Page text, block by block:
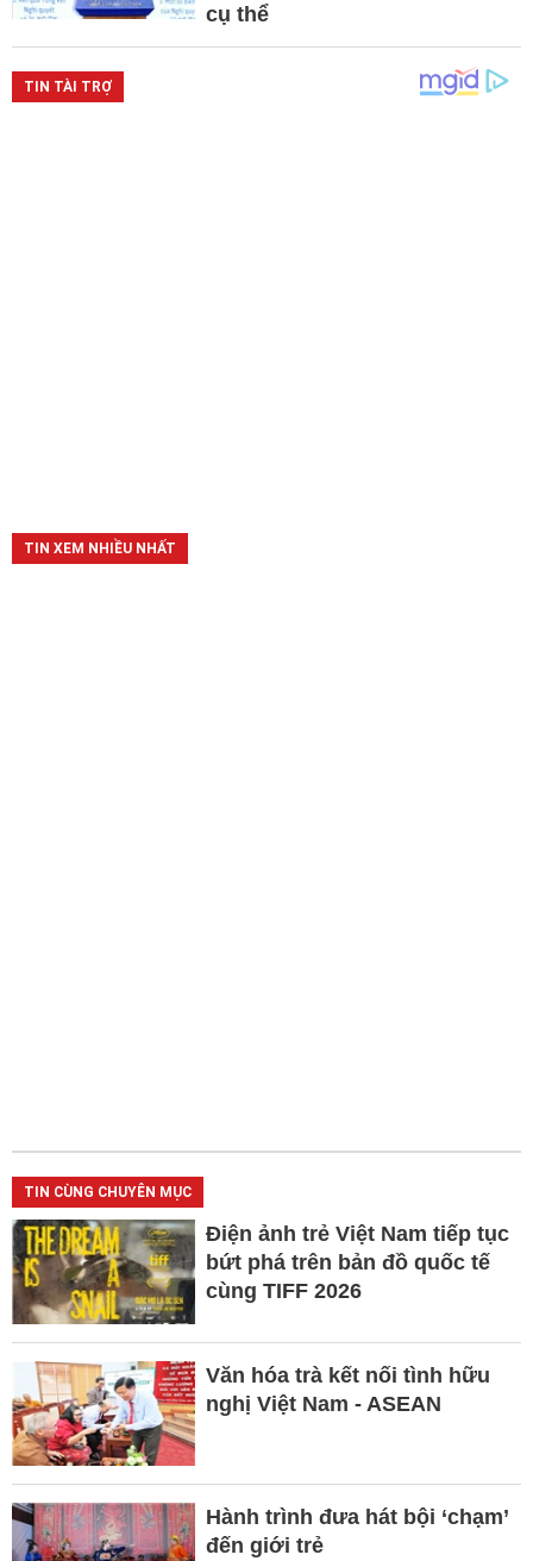
cụ thể
TIN XEM NHIỀU NHẤT
TIN CÙNG CHUYÊN MỤC
Điện ảnh trẻ Việt Nam tiếp tục
bứt phá trên bản đồ quốc tế
cùng TIFF 2026
Văn hóa trà kết nối tình hữu
nghị Việt Nam - ASEAN
Hành trình đưa hát bội ‘chạm’
đến giới trẻ